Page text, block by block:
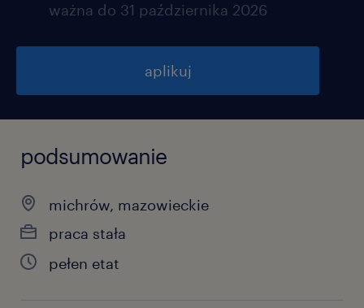
ważna do 31 października 2026
aplikuj
podsumowanie
michrów, mazowieckie
praca stała
pełen etat